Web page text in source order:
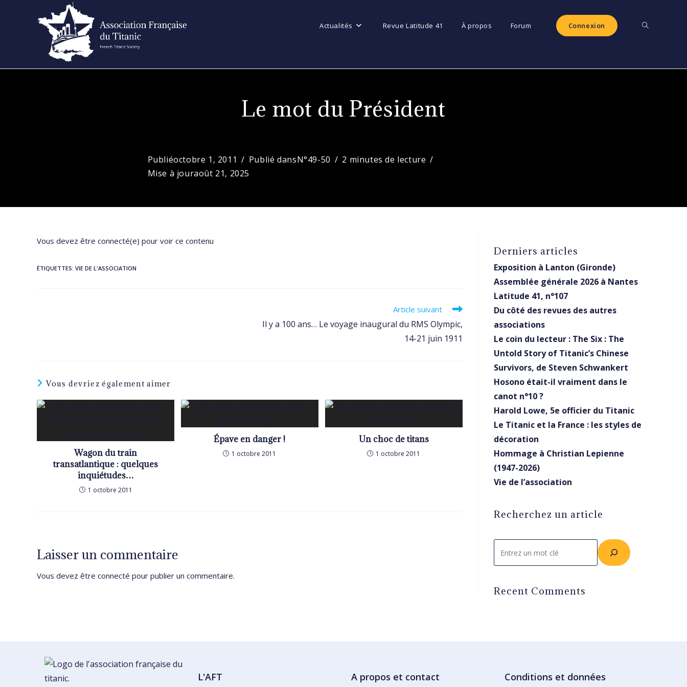
Actualités Revue Latitude 41 À propos Forum Connexion Toggle
Le mot du Président
Publiéoctobre 1, 2011 Publié dansN°49-50
2 minutes de lecture
Mise à jouraoût 21, 2025
Vous devez être connecté(e) pour voir ce contenu
ÉTIQUETTES: VIE DE L'ASSOCIATION
Article suivant
Il y a 100 ans… Le voyage inaugural du RMS Olympic,
14-21 juin 1911
Vous devriez également aimer
Wagon du train
transatlantique : quelques
inquiétudes…
1 octobre 2011
Épave en danger !
1 octobre 2011
Un choc de titans
1 octobre 2011
Laisser un commentaire
Vous devez être connecté pour publier un commentaire.
Derniers articles
Exposition à Lanton (Gironde)
Assemblée générale 2026 à Nantes
Latitude 41, n°107
Du côté des revues des autres
associations
Le coin du lecteur : The Six : The
Untold Story of Titanic’s Chinese
Survivors, de Steven Schwankert
Hosono était-il vraiment dans le
canot n°10 ?
Harold Lowe, 5e officier du Titanic
Le Titanic et la France : les styles de
décoration
Hommage à Christian Lepienne
(1947-2026)
Vie de l’association
Recherchez un article
Recent Comments
L'AFT A propos et contact Conditions et données